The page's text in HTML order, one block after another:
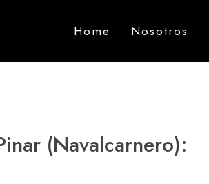
Home Nosotros
(Navalcarnero):